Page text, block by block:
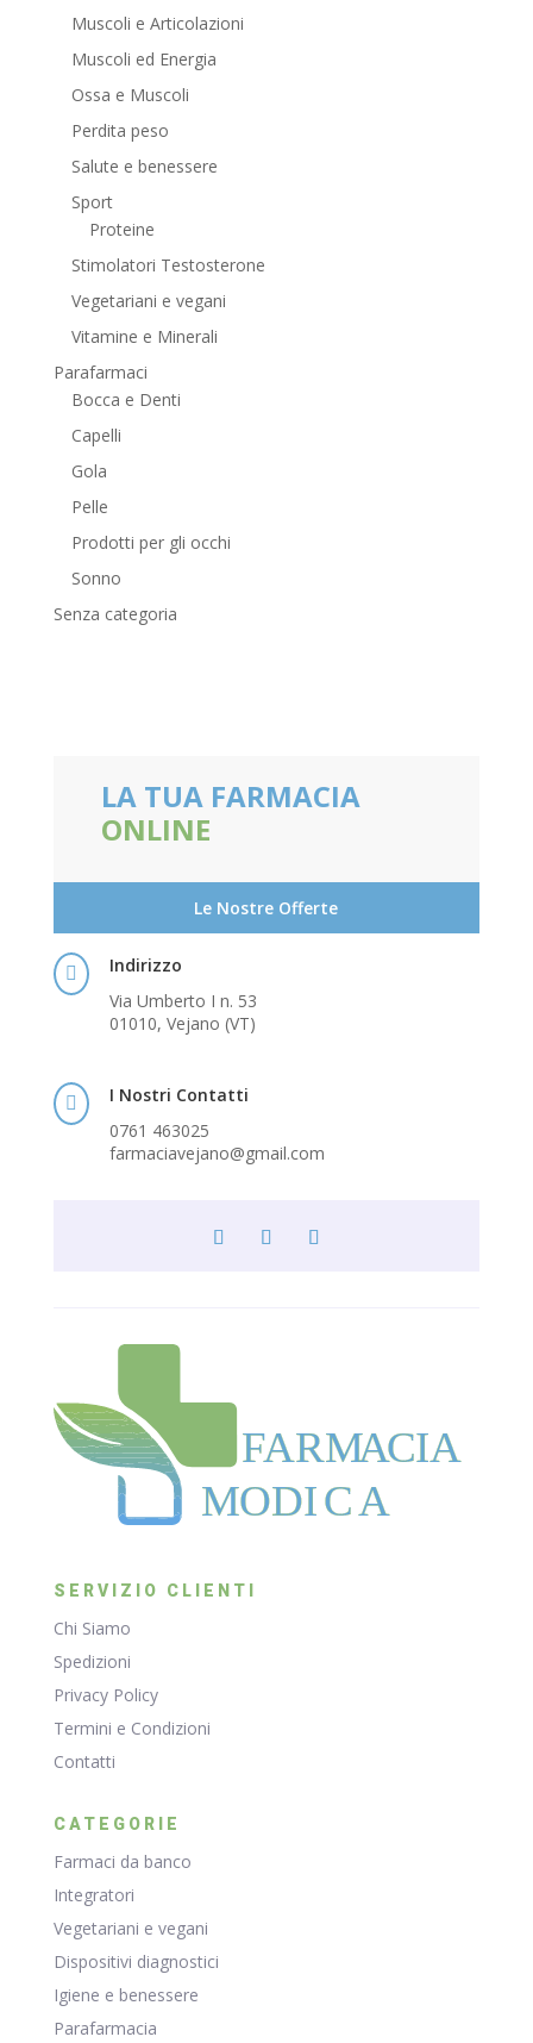
Muscoli e Articolazioni
Muscoli ed Energia
Ossa e Muscoli
Perdita peso
Salute e benessere
Sport
Proteine
Stimolatori Testosterone
Vegetariani e vegani
Vitamine e Minerali
Parafarmaci
Bocca e Denti
Capelli
Gola
Pelle
Prodotti per gli occhi
Sonno
Senza categoria
LA TUA FARMACIA
ONLINE
Le Nostre Offerte

Indirizzo
Via Umberto I n. 53
01010, Vejano (VT)

I Nostri Contatti
0761 463025
farmaciavejano@gmail.com
FARMACIA
MODICA
SERVIZIO CLIENTI
Chi Siamo
Spedizioni
Privacy Policy
Termini e Condizioni
Contatti
CATEGORIE
Farmaci da banco
Integratori
Vegetariani e vegani
Dispositivi diagnostici
Igiene e benessere
Parafarmacia